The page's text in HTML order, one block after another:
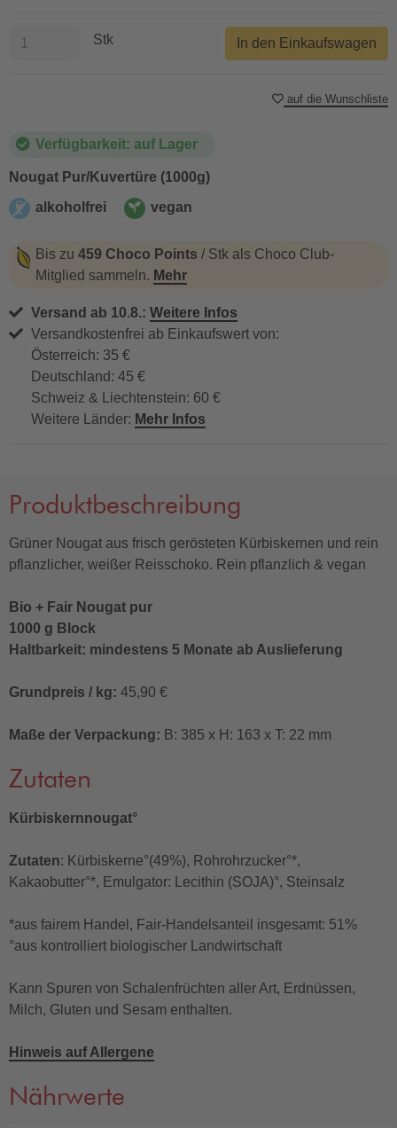
Verfügbarkeit: auf Lager
Nougat Pur/Kuvertüre (1000g)
alkoholfrei
vegan
Bis zu 459 Choco Points / Stk als Choco Club-
Mitglied sammeln. Mehr
Versand ab 10.8.: Weitere Infos
Versandkostenfrei ab Einkaufswert von:
Österreich: 35 €
Deutschland: 45 €
Schweiz & Liechtenstein: 60 €
Weitere Länder: Mehr Infos
Stk In den Einkaufswagen
auf die Wunschliste
Produktbeschreibung
Grüner Nougat aus frisch gerösteten Kürbiskernen und rein
pflanzlicher, weißer Reisschoko. Rein pflanzlich & vegan
Bio + Fair Nougat pur
1000 g Block
Haltbarkeit: mindestens 5 Monate ab Auslieferung
Grundpreis / kg: 45,90 €
Maße der Verpackung: B: 385 x H: 163 x T: 22 mm
Zutaten
Kürbiskernnougat°
Zutaten: Kürbiskerne°(49%), Rohrohrzucker°*,
Kakaobutter°*, Emulgator: Lecithin (SOJA)°, Steinsalz
*aus fairem Handel, Fair-Handelsanteil insgesamt: 51%
°aus kontrolliert biologischer Landwirtschaft
Kann Spuren von Schalenfrüchten aller Art, Erdnüssen,
Milch, Gluten und Sesam enthalten.
Hinweis auf Allergene
Nährwerte